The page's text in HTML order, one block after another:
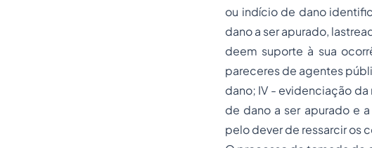
ou indício de dano
dano a ser apurado,
deem suporte à sua
pareceres de agentes
dano; IV - evidenciação
de dano a ser apurado e
pelo dever de ressarcir os